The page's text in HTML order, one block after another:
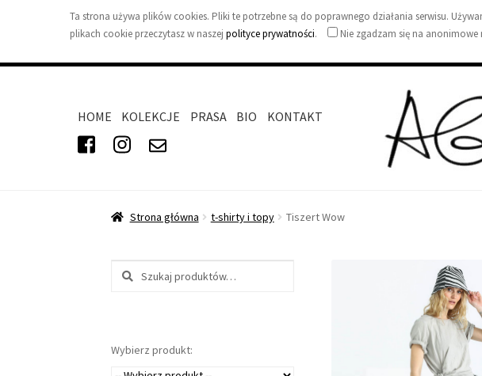
Ta strona używa plików cookies. Pliki te potrzebne są do poprawnego działania serwisu.
plikach cookie przeczytasz w naszej polityce prywatności. Nie zgadzam się na
HOME KOLEKCJE PRASA BIO KONTAKT
Strona główna t-shirty i topy Tiszert Wow
Szukaj:
Wybierz produkt: